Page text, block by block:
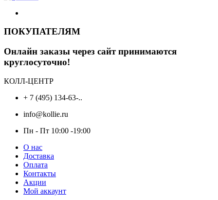
ПОКУПАТЕЛЯМ
Онлайн заказы через сайт принимаются
круглосуточно!
КОЛЛ-ЦЕНТР
+ 7 (495) 134-63-..
info@kollie.ru
Пн - Пт 10:00 -19:00
О нас
Доставка
Оплата
Контакты
Акции
Мой аккаунт